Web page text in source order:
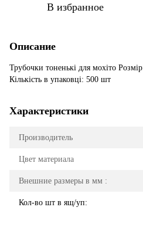
В избранное
Описание
Трубочки тоненькі для мохіто
Кількість в упаковці: 500 шт
Характеристики
Производитель
Цвет материала
Внешние размеры в мм :
Кол-во шт в ящ/уп: